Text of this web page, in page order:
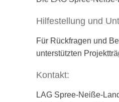
Hilfestellung und
Für Rückfragen und
unterstützten
Kontakt:
LAG Spree-Neiße-